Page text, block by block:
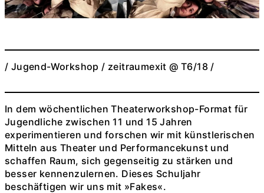
/ Jugend-Workshop / zeitraumexit @ T6/18 /
In dem wöchentlichen Theaterworkshop-Format für
Jugendliche zwischen 11 und 15 Jahren
experimentieren und forschen wir mit künstlerischen
Mitteln aus Theater und Performancekunst und
schaffen Raum, sich gegenseitig zu stärken und
besser kennenzulernen. Dieses Schuljahr
beschäftigen wir uns mit »Fakes«.